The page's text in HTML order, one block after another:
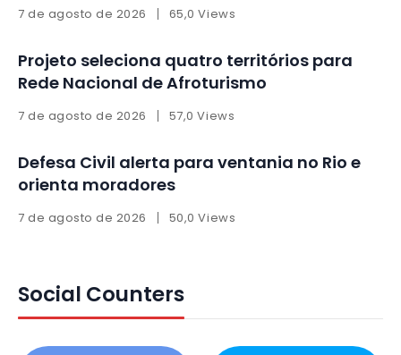
7 de agosto de 2026 65,0 Views
Projeto seleciona quatro territórios para
Rede Nacional de Afroturismo
7 de agosto de 2026 57,0 Views
Defesa Civil alerta para ventania no Rio e
orienta moradores
7 de agosto de 2026 50,0 Views
Social Counters